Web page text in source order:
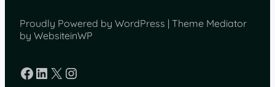
Proudly Powered by WordPress | Theme Mediator
by WebsiteinWP
Facebook
LinkedIn
X Instagram